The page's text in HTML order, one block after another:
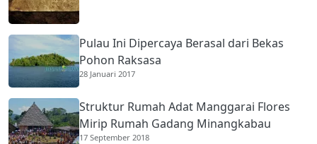
Pulau Ini Dipercaya Berasal dari Bekas
Pohon Raksasa
28 Januari 2017
Struktur Rumah Adat Manggarai Flores
Mirip Rumah Gadang Minangkabau
17 September 2018